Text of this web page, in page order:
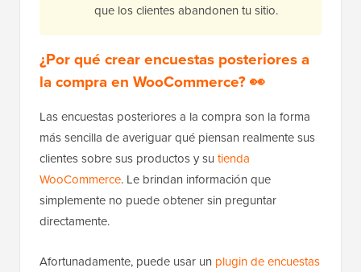
que los clientes abandonen tu sitio.
¿Por qué crear encuestas posteriores a
la compra en WooCommerce? 👀
Las encuestas posteriores a la compra son la forma
más sencilla de averiguar qué piensan realmente sus
clientes sobre sus productos y su tienda
WooCommerce. Le brindan información que
simplemente no puede obtener sin preguntar
directamente.
Afortunadamente, puede usar un plugin de encuestas